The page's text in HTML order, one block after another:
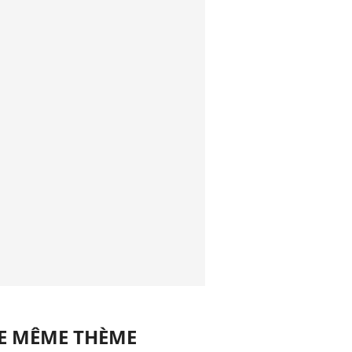
MÊME THÈME